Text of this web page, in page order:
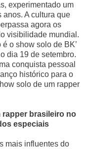
experimentado um
A cultura que
agora os
visibilidade mundial.
o show solo de BK’
dia 19 de setembro.
conquista pessoal
histórico para o
solo de um rapper
rapper brasileiro no
especiais
mais influentes do